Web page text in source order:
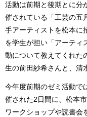
活動は前期と後期とに分
催されている「工芸の五
手アーティストを松本に
を学生が担い「アーティ
動について教えてくれた
生の前田紗希さんと、清
今年度前期のゼミ活動で
催された2日間に、松本
ワークショップや読書会